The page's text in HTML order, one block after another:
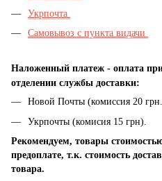
Укрпочта
Самовывоз с пункта видачи
Наложенный платеж - оплата
отделении службы доставки:
Новой Почты (комиссия 20
Укрпочты (комисия 15 грн).
Рекомендуем, товары
предоплате, т.к. стоимость
товара.